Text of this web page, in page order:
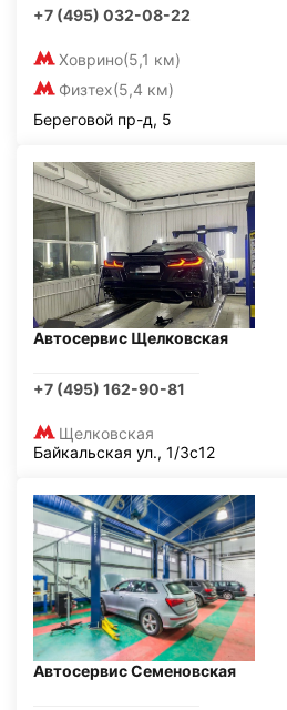
+7 (495) 032-08-22
Ховрино(5,1 км)
Физтех(5,4 км)
Береговой пр-д, 5
Автосервис Щелковская
+7 (495) 162-90-81
Щелковская
Байкальская ул., 1/3с12
Автосервис Семеновская